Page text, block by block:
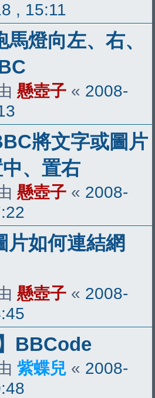
, 15:11
燈向左、右、
懸壺子 « 2008-
將文字或圖片
、置右
懸壺子 « 2008-
片如何連結網
懸壺子 « 2008-
BBCode
紫蝶兒 « 2008-